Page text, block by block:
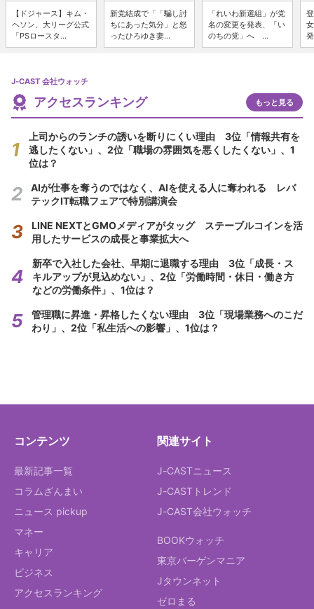
【ドジャース】キム・
ヘソン、大リーグ公式
「PSロースタ...
新党結成で「「騙し討
ちにあった気分」と怒
ったひろゆき妻...
「れいわ新選組」が党
名の変更を発表、「い
のちの党」へ ...
J-CAST 会社ウォッチ
アクセスランキング もっと見る
上司からのランチの誘いを断りにくい理由 3位「情報共有を
逃したくない」、2位「職場の雰囲気を悪くしたくない」、1
位は？
AIが仕事を奪うのではなく、AIを使える人に奪われる レバ
テックIT転職フェアで特別講演会
LINE NEXTとGMOメディアがタッグ ステーブルコインを活
用したサービスの成長と事業拡大へ
新卒で入社した会社、早期に退職する理由 3位「成長・ス
キルアップが見込めない」、2位「労働時間・休日・働き方
などの労働条件」、1位は？
管理職に昇進・昇格したくない理由 3位「現場業務へのこだ
わり」、2位「私生活への影響」、1位は？
コンテンツ
最新記事一覧
コラムざんまい
ニュース pickup
マネー
キャリア
ビジネス
アクセスランキング
関連サイト
J-CASTニュース
J-CASTトレンド
J-CAST会社ウォッチ
BOOKウォッチ
東京バーゲンマニア
Jタウンネット
ゼロまる